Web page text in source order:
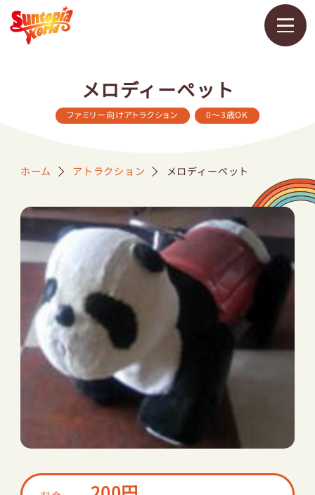
営業カレンダー 料金・チケット アトラクション
園内マップ
レストラン
アクセス
サントピアワールドとは
サバイバルゲーム
ホーム アトラクション メロディーペット
メロディーペット
ファミリー向けアトラクション 0～3歳OK